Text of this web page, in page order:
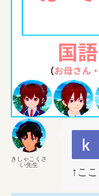
きしゃこくさ
い先生
↑こ